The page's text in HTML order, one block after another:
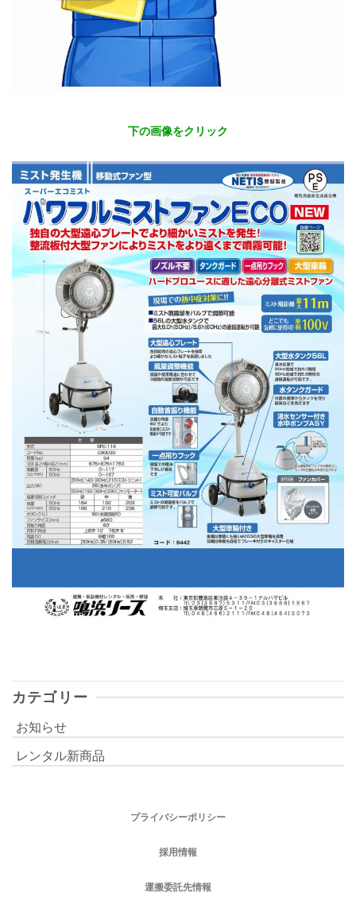
下の画像をクリック
カテゴリー
お知らせ
レンタル新商品
プライバシーポリシー
採用情報
運搬委託先情報